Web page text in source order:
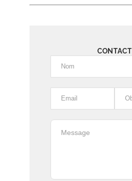
CONTACT